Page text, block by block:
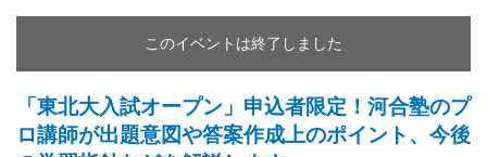
このイベントは終了しました
「東北大入試オープン」申込者限定！河合塾のプ
ロ講師が出題意図や答案作成上のポイント、今後